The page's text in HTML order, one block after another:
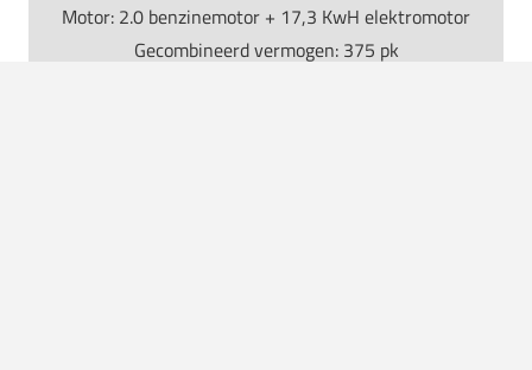
Motor: 2.0 benzinemotor + 17,3 KwH elektromotor
Gecombineerd vermogen: 375 pk